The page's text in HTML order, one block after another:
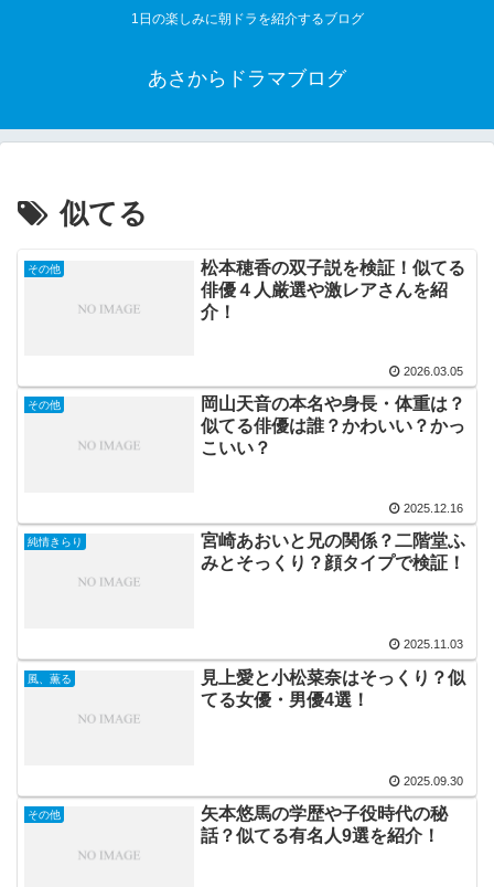
1日の楽しみに朝ドラを紹介するブログ
あさからドラマブログ
似てる
その他
松本穂香の双子説を検証！似てる
俳優４人厳選や激レアさんを紹
介！
2026.03.05
その他
岡山天音の本名や身長・体重は？
似てる俳優は誰？かわいい？かっ
こいい？
2025.12.16
純情きらり
宮崎あおいと兄の関係？二階堂ふ
みとそっくり？顔タイプで検証！
2025.11.03
風、薫る
見上愛と小松菜奈はそっくり？似
てる女優・男優4選！
2025.09.30
その他
矢本悠馬の学歴や子役時代の秘
話？似てる有名人9選を紹介！